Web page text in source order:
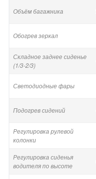
Объём багажника
Обогрев зеркал
Складное заднее сиденье
(1/3-2/3)
Светодиодные фары
Подогрев сидений
Регулировка рулевой
колонки
Регулировка сиденья
водителя по высоте